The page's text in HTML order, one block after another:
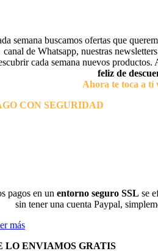
semana buscamos ofertas que
canal de Whatsapp, nuestras
cada semana nuevos productos.
feliz de
Ahora te toca a tí
CON SEGURIDAD
pagos en un entorno seguro SSL se
sin tener una cuenta Paypal,
más
LO ENVIAMOS GRATIS